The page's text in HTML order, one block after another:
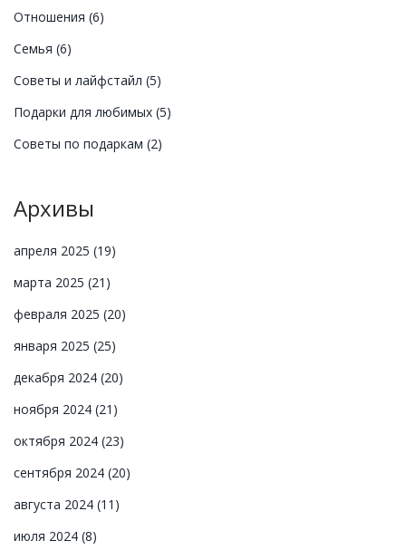
Отношения (6)
Семья (6)
Советы и лайфстайл (5)
Подарки для любимых (5)
Советы по подаркам (2)
Архивы
апреля 2025 (19)
марта 2025 (21)
февраля 2025 (20)
января 2025 (25)
декабря 2024 (20)
ноября 2024 (21)
октября 2024 (23)
сентября 2024 (20)
августа 2024 (11)
июля 2024 (8)